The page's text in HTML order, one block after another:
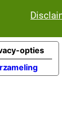
opties